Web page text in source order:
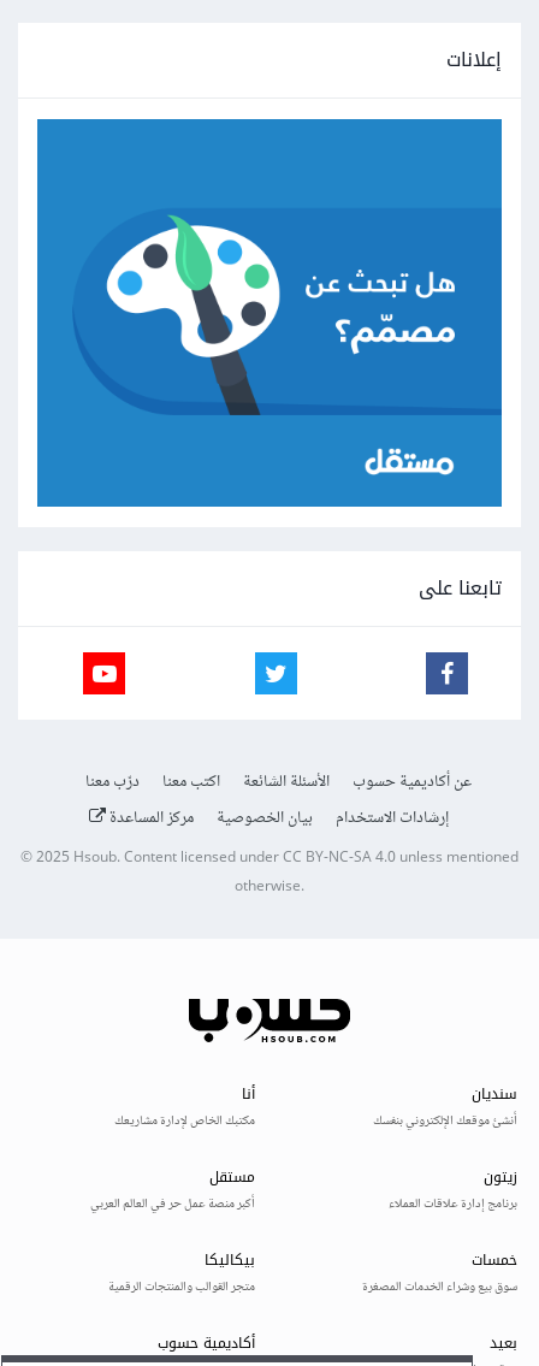
إعلانات
تابعنا على
عن أكاديمية حسوب الأسئلة الشائعة اكتب معنا
درّب معنا
إرشادات الاستخدام
بيان الخصوصية مركز المساعدة
© 2025Hsoub.Content licensed underCC BY-NC-SA 4.0unless mentioned
otherwise.